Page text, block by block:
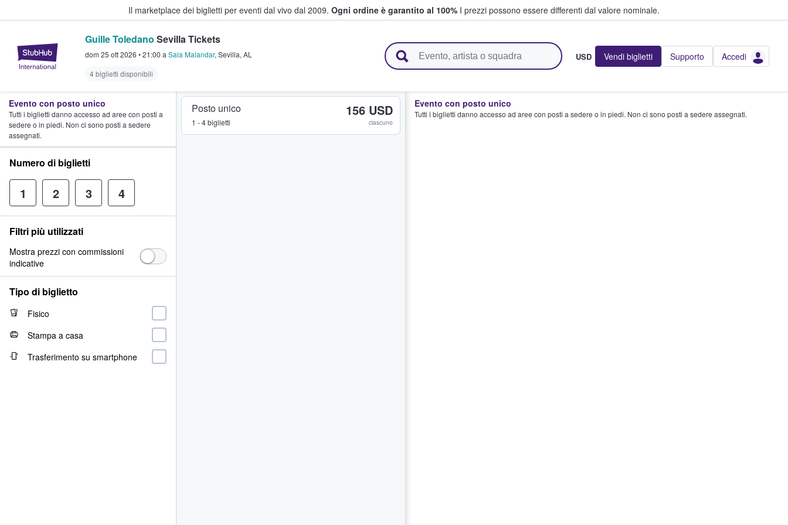
Il marketplace dei biglietti per eventi dal vivo dal 2009. Ogni ordine è garantito al 100% I prezzi possono essere differenti dal valore nominale.
StubHub - Dove i fan comprano e vendono biglietti
Guille Toledano Sevilla Tickets
dom 25 ott 2026 •21:00 a Sala Malandar, Sevilla, AL
4 biglietti disponibili
USD Vendi biglietti Supporto Accedi
Posto unico
1 - 4 biglietti
156 USD
ciascuno
Evento con posto unico
Tutti i biglietti danno accesso ad aree con posti a sedere o in piedi. Non ci sono posti a sedere assegnati.
Evento con posto unico
Tutti i biglietti danno accesso ad aree con posti a
sedere o in piedi. Non ci sono posti a sedere
assegnati.
Numero di biglietti
1 2 3 4
Filtri più utilizzati
Mostra prezzi con commissioni
indicative
Tipo di biglietto
Fisico
Stampa a casa
Trasferimento su smartphone